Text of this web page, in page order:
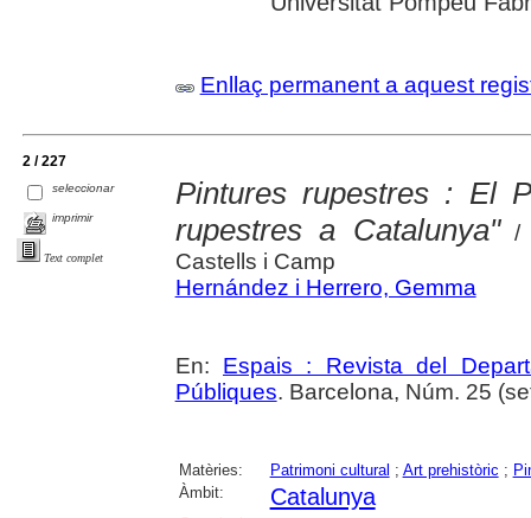
Enllaç permanent a aquest
2 / 227
seleccionar
imprimir
Text complet
Pintures rupestres : El
rupestres a Catalunya"/
Castells i Camp
Hernández i Herrero, Gemma
En: Espais : Revista del
Públiques. Barcelona, Núm. 25
Matèries: Patrimoni cultural ; Art prehistòric ;
Àmbit:
Catalunya